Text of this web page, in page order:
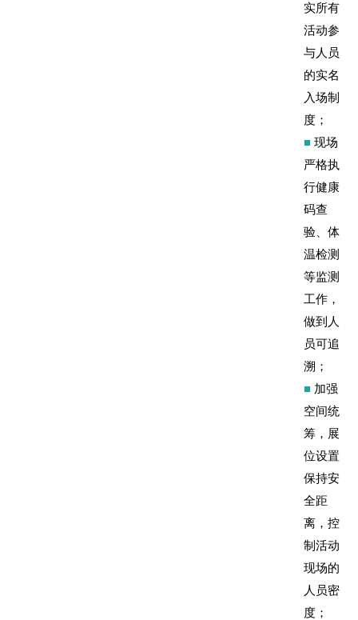
实所有
活动参
与人员
的实名
入场制
度；
■ 现场
严格执
行健康
码查
验、体
温检测
等监测
工作，
做到人
员可追
溯；
■ 加强
空间统
筹，展
位设置
保持安
全距
离，控
制活动
现场的
人员密
度；